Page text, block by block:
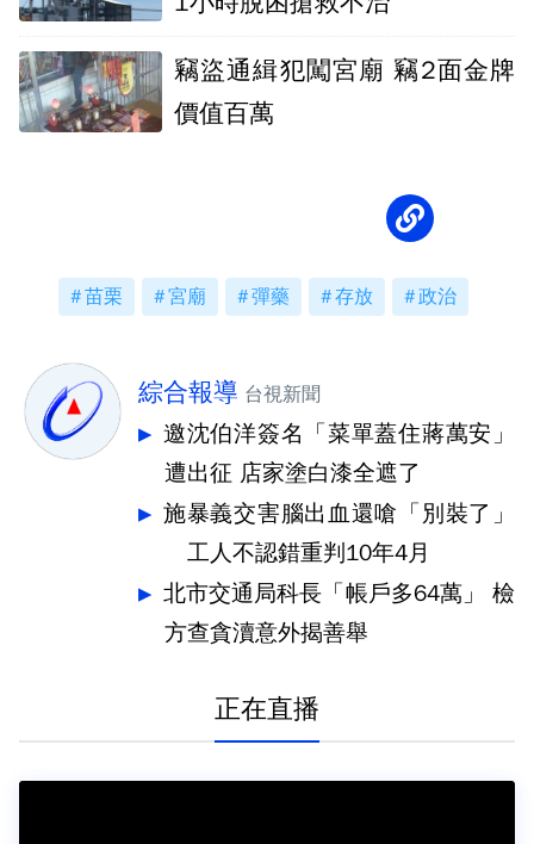
竊盜通緝犯闖宮廟 竊2面金牌
價值百萬
苗栗 宮廟 彈藥 存放 政治
綜合報導 台視新聞
邀沈伯洋簽名「菜單蓋住蔣萬安」
遭出征 店家塗白漆全遮了
施暴義交害腦出血還嗆「別裝了」
工人不認錯重判10年4月
北市交通局科長「帳戶多64萬」 檢
方查貪瀆意外揭善舉
正在直播